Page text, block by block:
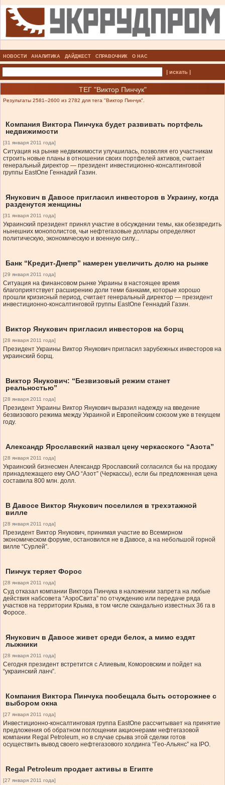
НОВОСТИ АНАЛИТИКА ДАЙДЖЕСТ СПРАВОЧНИК О НАС
| искать |
ТЕГ "Виктор Пинчук"
Результаты 2581–2600 из 2782 для тега "Виктор Пинчук".
Компания Виктора Пинчука будет развивать портфель
недвижимости
[31 января 2011 года]
Ситуация на рынке недвижимости улучшилась, позволяя его участникам
строить новые планы в отношении своих портфелей активов, считает
генеральный директор — президент инвестиционно-консалтинговой
группы EastOne Геннадий Газин.
Янукович в Давосе пригласил инвесторов в Украину, когда
разденутся женщины
[31 января 2011 года]
Украинский президент принял участие в обсуждении темы, как обезвредить
нынешних монополистов, чьи нефтегазовые доллары определяют
политическую, экономическую и военную силу...
Банк “Кредит-Днепр” намерен увеличить долю на рынке
[29 января 2011 года]
Ситуация на финансовом рынке Украины в настоящее время
благоприятствует расширению доли теми банками, которые хорошо
прошли кризисный период, считает генеральный директор — президент
инвестиционно-консалтинговой группы EastOne Геннадий Газин.
Виктор Янукович пригласил инвесторов на борщ
[28 января 2011 года]
Президент Украины Виктор Янукович пригласил зарубежных инвесторов на
украинский борщ.
Виктор Янукович: “Безвизовый режим станет
реальностью”
[28 января 2011 года]
Президент Украины Виктор Янукович выразил надежду на введение
безвизового режима между Украиной и Европейским союзом уже в текущем
году.
Александр Ярославский назвал цену черкасского “Азота”
[28 января 2011 года]
Украинский бизнесмен Александр Ярославский согласился бы на продажу
принадлежащего ему ОАО “Азот” (Черкассы), если бы предложенная цена
составила 800 млн. долл.
В Давосе Виктор Янукович поселился в трехэтажной
вилле
[28 января 2011 года]
Президент Виктор Янукович, принимая участие во Всемирном
экономическом форуме, остановился не в Давосе, а на небольшой горной
вилле “Сурлей”.
Пинчук теряет Форос
[28 января 2011 года]
Суд отказал компании Виктора Пинчука в наложении запрета на любые
действия набсовета “АэроСвита” по отчуждению или передаче ряда
участков на территории Крыма, в том числе скандально известных 36 га в
Форосе.
Янукович в Давосе живет среди белок, а мимо ездят
лыжники
[28 января 2011 года]
Сегодня президент встретится с Алиевым, Коморовским и пойдет на
“украинский ланч”.
Компания Виктора Пинчука пообещала быть осторожнее с
выбором окна
[27 января 2011 года]
Инвестиционно-консалтинговая группа EastOne рассчитывает на принятие
предложения об обратном поглощении акционерами нефтегазовой
компании Regal Petroleum, но в случае срыва этой сделки готов
осуществить вывод своего нефтегазового холдинга “Гео-Альянс” на IPO.
Regal Petroleum продает активы в Египте
[27 января 2011 года]